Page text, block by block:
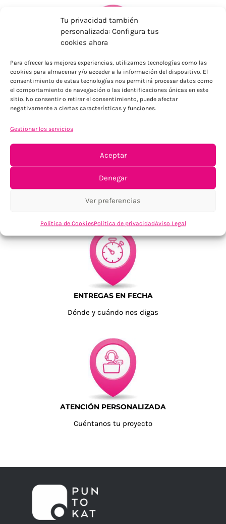
Tu privacidad también
personalizada: Configura tus
cookies ahora
Para ofrecer las mejores experiencias, utilizamos tecnologías como las
cookies para almacenar y/o acceder a la información del dispositivo. El
consentimiento de estas tecnologías nos permitirá procesar datos como
el comportamiento de navegación o las identificaciones únicas en este
sitio. No consentir o retirar el consentimiento, puede afectar
negativamente a ciertas características y funciones.
Gestionar los servicios
Aceptar
Denegar
Ver preferencias
Política de CookiesPolítica de privacidadAviso Legal
ENVÍOS ECONÓMICOS
Para Península, resto consultar
TU SATISFACCIÓN = LA NUESTRA
Tu confianza, nuestro objetivo
ENTREGAS EN FECHA
Dónde y cuándo nos digas
ATENCIÓN PERSONALIZADA
Cuéntanos tu proyecto